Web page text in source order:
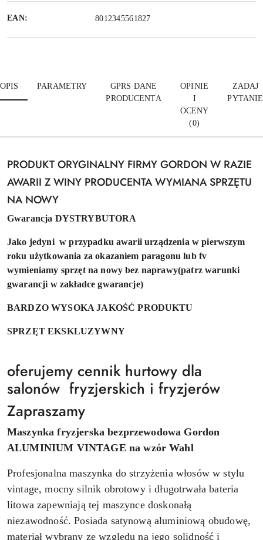
EAN: 8012345561827
OPIS PARAMETRY
GPRS DANE
PRODUCENTA
OPINIE
I
OCENY
(0)
ZADAJ
PYTANIE
PRODUKT ORYGINALNY FIRMY GORDON W RAZIE
AWARII Z WINY PRODUCENTA WYMIANA SPRZĘTU
NA NOWY
Gwarancja DYSTRYBUTORA
Jako jedyni w przypadku awarii urządzenia w pierwszym
roku użytkowania za okazaniem paragonu lub fv
wymieniamy sprzęt na nowy bez naprawy(patrz warunki
gwarancji w zakładce gwarancje)
BARDZO WYSOKA JAKOŚĆ PRODUKTU
SPRZĘT EKSKLUZYWNY
oferujemy cennik hurtowy dla
salonów fryzjerskich i fryzjerów
Zapraszamy
Maszynka fryzjerska bezprzewodowa Gordon
ALUMINIUM VINTAGE na wzór Wahl
Profesjonalna maszynka do strzyżenia włosów w stylu
vintage, mocny silnik obrotowy i długotrwała bateria
litowa zapewniają tej maszynce doskonałą
niezawodność. Posiada satynową aluminiową obudowę,
materiał wybrany ze względu na jego solidność i